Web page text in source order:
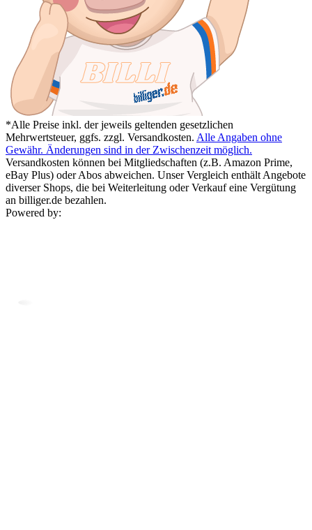
*Alle Preise inkl. der jeweils geltenden gesetzlichen
Mehrwertsteuer, ggfs. zzgl. Versandkosten. Alle Angaben ohne
Gewähr. Änderungen sind in der Zwischenzeit möglich.
Versandkosten können bei Mitgliedschaften (z.B. Amazon Prime,
eBay Plus) oder Abos abweichen. Unser Vergleich enthält Angebote
diverser Shops, die bei Weiterleitung oder Verkauf eine Vergütung
an billiger.de bezahlen.
Powered by: